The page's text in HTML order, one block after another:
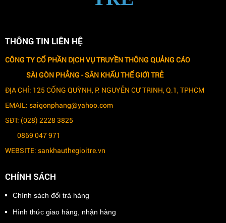
THÔNG TIN LIÊN HỆ
CÔNG TY CỔ PHẦN DỊCH VỤ TRUYỀN THÔNG QUẢNG CÁO
SÀI GÒN PHẲNG -SÂN KHẤU THẾ GIỚI TRẺ
ĐỊA CHỈ: 125 CỐNG QUỲNH, P. NGUYỄN CƯ TRINH, Q.1, TPHCM
EMAIL: saigonphang@yahoo.com
SĐT: (028) 2228 3825
0869 047 971
WEBSITE: sankhauthegioitre.vn
CHÍNH SÁCH
Chính sách đổi trả hàng
Hình thức giao hàng, nhận hàng